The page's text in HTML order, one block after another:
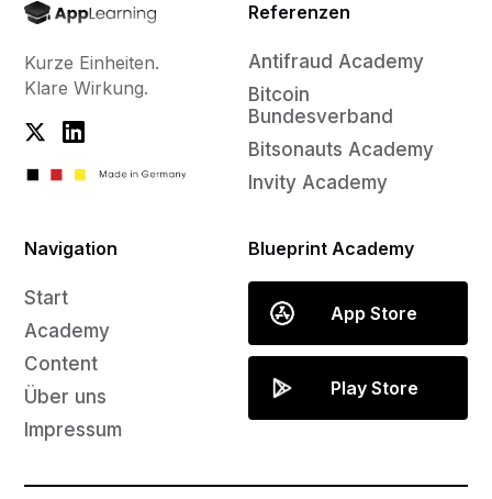
Kurze Einheiten.
Klare Wirkung.
Referenzen
Antifraud Academy
Bitcoin
Bundesverband
Bitsonauts Academy
Invity Academy
Navigation
Start
Academy
Content
Über uns
Impressum
Blueprint Academy
App Store
Play Store